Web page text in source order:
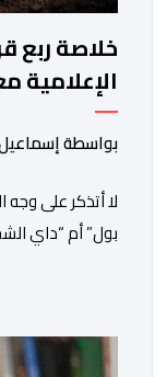
خلاصة ربع
الإعلامية
بواسطة
لا أتذكر على
الإعلان الرسمي
رافقته هيستيريا